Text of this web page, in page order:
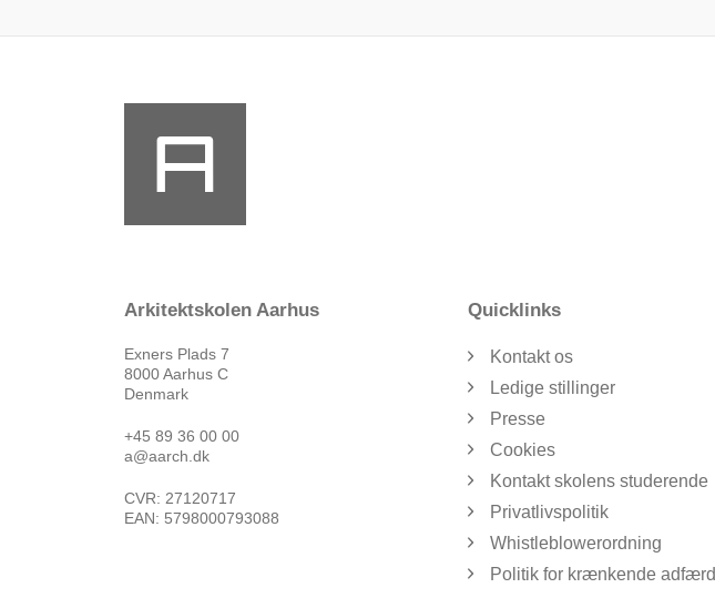
Arkitektskolen Aarhus
Exners Plads 7
8000 Aarhus C
Denmark
+45 89 36 00 00
a@aarch.dk
CVR: 27120717
EAN: 5798000793088
Quicklinks
Kontakt os
Ledige stillinger
Presse
Cookies
Kontakt skolens studerende
Privatlivspolitik
Whistleblowerordning
Politik for krænkende adfærd